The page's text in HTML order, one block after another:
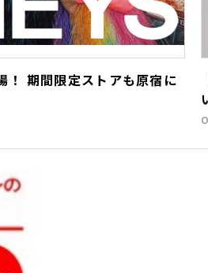
期間限定ストアも原宿に